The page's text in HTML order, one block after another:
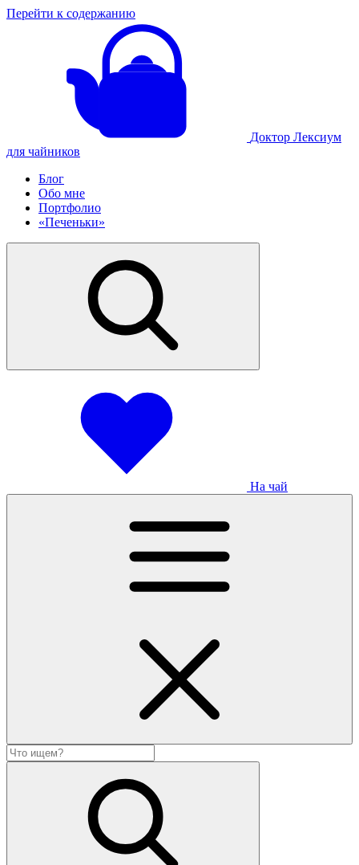
Перейти к содержанию
Доктор Лексиум
для чайников
Блог
Обо мне
Портфолио
«Печеньки»
На чай